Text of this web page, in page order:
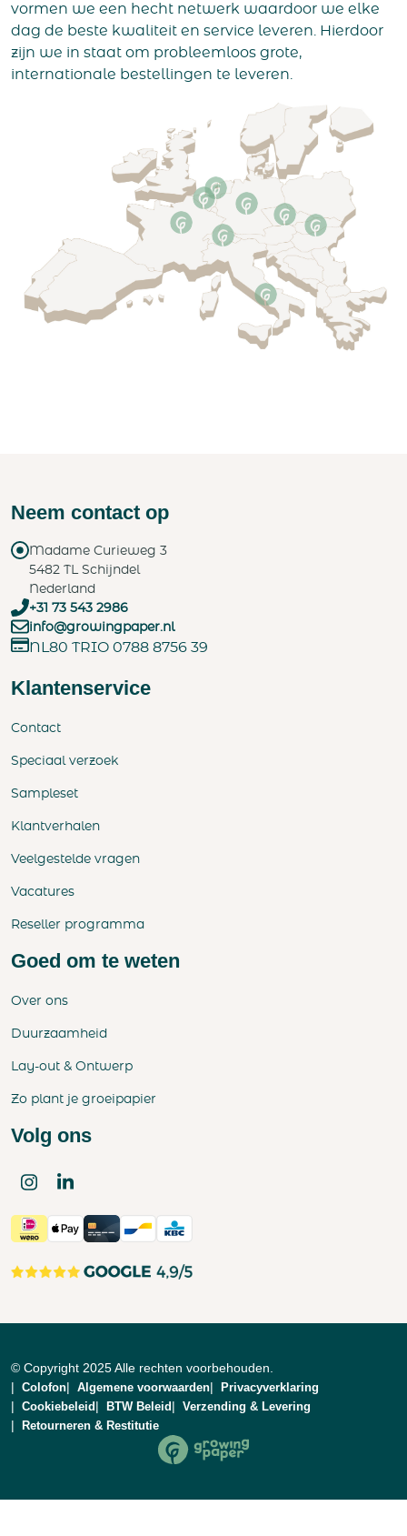
vormen we een hecht netwerk waardoor we elke
dag de beste kwaliteit en service leveren. Hierdoor
zijn we in staat om probleemloos grote,
internationale bestellingen te leveren.
Neem contact op
Madame Curieweg 3
5482 TL Schijndel
Nederland
+31 73 543 2986
info@growingpaper.nl
NL80 TRIO 0788 8756 39
Klantenservice
Contact
Speciaal verzoek
Sampleset
Klantverhalen
Veelgestelde vragen
Vacatures
Reseller programma
Goed om te weten
Over ons
Duurzaamheid
Lay-out & Ontwerp
Zo plant je groeipapier
Volg ons
© Copyright 2025 Alle rechten voorbehouden.
Colofon Algemene voorwaarden
Privacyverklaring
Cookiebeleid
BTW Beleid
Verzending & Levering
Retourneren & Restitutie